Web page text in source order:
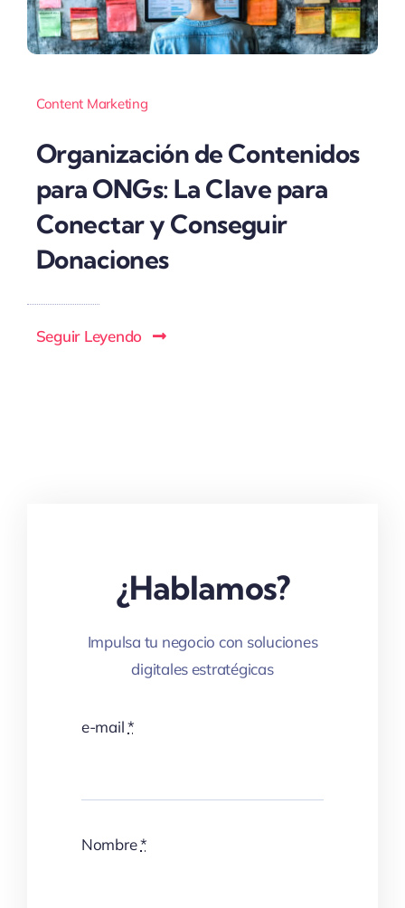
Content Marketing
Organización de Contenidos
para ONGs: La Clave para
Conectar y Conseguir
Donaciones
Seguir Leyendo
¿Hablamos?
Impulsa tu negocio con soluciones
digitales estratégicas
e-mail*
Nombre*